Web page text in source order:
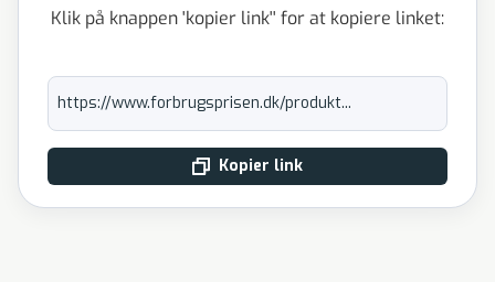
Klik på knappen 'kopier link'' for at kopiere linket:
https://www.forbrugsprisen.dk/produkt...
Kopier link